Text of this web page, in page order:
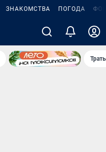
ЗНАКОМСТВА ПОГОДА